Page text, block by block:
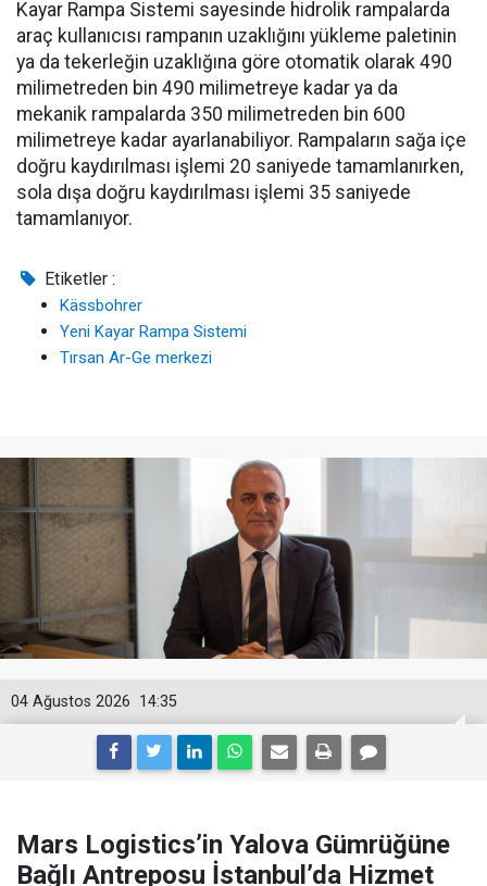
Kayar Rampa Sistemi sayesinde hidrolik rampalarda
araç kullanıcısı rampanın uzaklığını yükleme paletinin
ya da tekerleğin uzaklığına göre otomatik olarak 490
milimetreden bin 490 milimetreye kadar ya da
mekanik rampalarda 350 milimetreden bin 600
milimetreye kadar ayarlanabiliyor. Rampaların sağa içe
doğru kaydırılması işlemi 20 saniyede tamamlanırken,
sola dışa doğru kaydırılması işlemi 35 saniyede
tamamlanıyor.
Etiketler :
Kässbohrer
Yeni Kayar Rampa Sistemi
Tırsan Ar-Ge merkezi
14:35
04 Ağustos 2026
Mars Logistics’in Yalova Gümrüğüne
Bağlı Antreposu İstanbul’da Hizmet